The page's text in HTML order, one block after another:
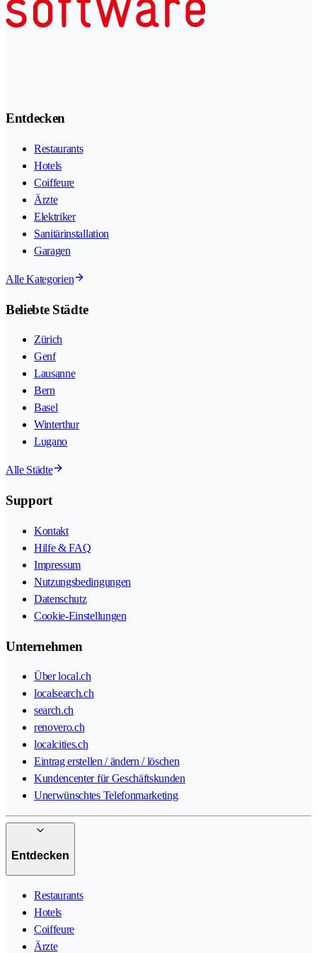
Entdecken
Restaurants
Hotels
Coiffeure
Ärzte
Elektriker
Sanitärinstallation
Garagen
Alle Kategorien
Beliebte Städte
Zürich
Genf
Lausanne
Bern
Basel
Winterthur
Lugano
Alle Städte
Support
Kontakt
Hilfe & FAQ
Impressum
Nutzungsbedingungen
Datenschutz
Cookie-Einstellungen
Unternehmen
Über local.ch
localsearch.ch
search.ch
renovero.ch
localcities.ch
Eintrag erstellen / ändern / löschen
Kundencenter für Geschäftskunden
Unerwünschtes Telefonmarketing
Entdecken
Restaurants
Hotels
Coiffeure
Ärzte